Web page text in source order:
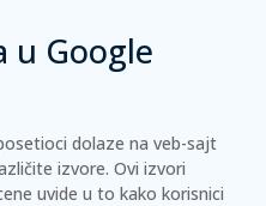
u Google
dolaze na veb-sajt
izvore. Ovi izvori
uvide u to kako korisnici